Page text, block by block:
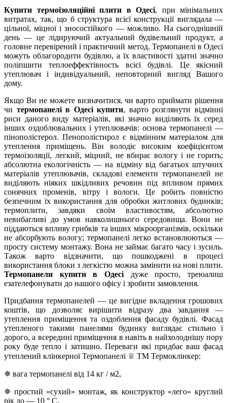
Купити термоізоляційні плити в Одесі, при мінімальних
витратах, так, що б структура всієї конструкції виглядала —
цільної, міцної і зносостійкого — можливо. На сьогоднішній
день — це лідируючий актуальний будівельний продукт, а
головне перевірений і практичний метод. Термопанелі в Одесі
можуть облагородити будівлю, а їх властивості здатні значно
поліпшити теплоеффектівность всієї будівлі. Це якісний
утеплювач і індивідуальний, неповторний вигляд Вашого
дому.
Якщо Ви не можете визначитися, чи варто приймати рішення
чи термопанелі в Одесі купити, варто розглянути відмінні
риси даного виду матеріалів, які значно виділяють їх серед
інших оздоблювальних і утеплювачів: основа термопанелі —
пінополістерол. Пенополістирол є відмінним матеріалом для
утеплення приміщень. Він володіє високим коефіцієнтом
термоізоляції, легкий, міцний, не вбирає вологу і не горить;
абсолютна екологічність — на відміну від багатьох штучних
матеріалів утеплювачів, складові елементи термопанелей не
виділяють ніяких шкідливих речовин під впливом прямих
сонячних променів, вітру і вологи. Це робить повністю
безпечним їх використання для обробки житлових будинків;
термоплити, завдяки своїм властивостям, абсолютно
невибагливі до умов навколишнього середовища. Вони не
піддаються впливу грибків та інших мікроорганізмів, оскільки
не абсорбують вологу; термопанелі легко встановлюються —
просту систему монтажу. Вона не займає багато часу і зусиль.
Також варто відзначити, що пошкоджені в процесі
використання блоки з легкістю можна замінити на нові плити.
Термопанели купити в Одесі дуже просто, треюалиш
езателефонувати до нашого офісу і зробити замовлення.
Придбання термопанелей — це вигідне вкладення грошових
коштів, що дозволяє вирішити відразу два завдання —
утеплення приміщення та оздоблення фасаду будівлі. Фасад
утепленого такими панелями будинку виглядає стильно і
дорого, а всередині приміщення в навіть в найхолоднішу пору
року буде тепло і затишно. Переваги які придбає ваш фасад
утеплений клінкерної Термопанелі ♕ ТМ Термоклінкер:
✵ вага термопанелі від 14 кг / м2,
✵ простий «сухий» монтаж, як конструктор «лего» круглий
рік до — 10 ° С,